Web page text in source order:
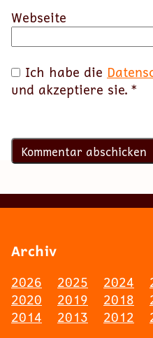
Webseite
Ich habe die
und akzeptiere sie. *
Archiv
2026 2025 2024
2020
2019 2018
2014
2013 2012